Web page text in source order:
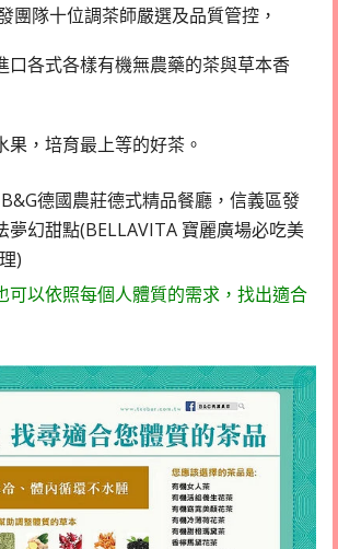
團隊十位調茶師嚴選及品質管控，
口各式各樣有機無農藥的茶與草本香
果，培育最上等的好茶。
可以依照每個人體質的需求，找出適合